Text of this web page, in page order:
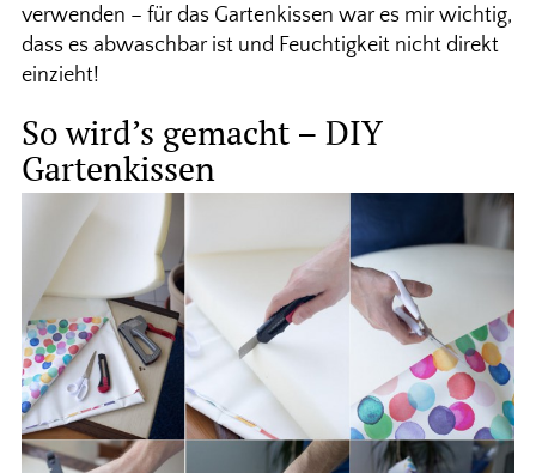
verwenden – für das Gartenkissen war es mir wichtig,
dass es abwaschbar ist und Feuchtigkeit nicht direkt
einzieht!
So wird’s gemacht – DIY
Gartenkissen